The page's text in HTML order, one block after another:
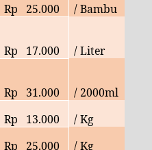
Rp 25.000
/ Bambu
Rp 17.000
/ Liter
Rp 31.000
/ 2000ml
Rp 13.000
/ Kg
Rp 25.000
/ Kg